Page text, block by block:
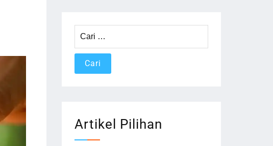
untuk:
Artikel Pilihan